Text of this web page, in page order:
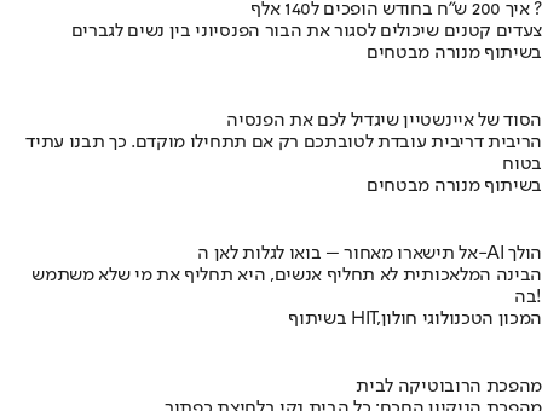
איך 200 ש"ח בחודש הופכים ל140 אלף ?
צעדים קטנים שיכולים לסגור את הבור הפנסיוני בין נשים לגברים
בשיתוף מנורה מבטחים
הסוד של איינשטיין שיגדיל לכם את הפנסיה
הריבית דריבית עובדת לטובתכם רק אם תתחילו מוקדם. כך תבנו עתיד
בטוח
בשיתוף מנורה מבטחים
אל תישארו מאחור – בואו לגלות לאן ה-AI הולך
הבינה המלאכותית לא תחליף אנשים, היא תחליף את מי שלא משתמש
בה!
בשיתוף HIT,המכון הטכנולוגי חולון
מהפכת הרובוטיקה לבית